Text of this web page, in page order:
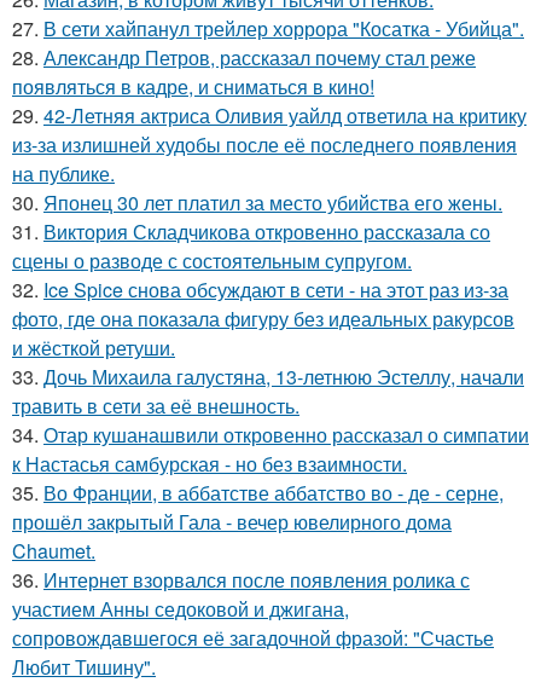
27. В сети хайпанул трейлер хоррора "Косатка - Убийца".
28. Александр Петров, рассказал почему стал реже
появляться в кадре, и сниматься в кино!
29. 42-Летняя актриса Оливия уайлд ответила на критику
из-за излишней худобы после её последнего появления
на публике.
30. Японец 30 лет платил за место убийства его жены.
31. Виктория Складчикова откровенно рассказала со
сцены о разводе с состоятельным супругом.
32. Ice Spice снова обсуждают в сети - на этот раз из-за
фото, где она показала фигуру без идеальных ракурсов
и жёсткой ретуши.
33. Дочь Михаила галустяна, 13-летнюю Эстеллу, начали
травить в сети за её внешность.
34. Отар кушанашвили откровенно рассказал о симпатии
к Настасья самбурская - но без взаимности.
35. Во Франции, в аббатстве аббатство во - де - серне,
прошёл закрытый Гала - вечер ювелирного дома
Chaumet.
36. Интернет взорвался после появления ролика с
участием Анны седоковой и джигана,
сопровождавшегося её загадочной фразой: "Счастье
Любит Тишину".